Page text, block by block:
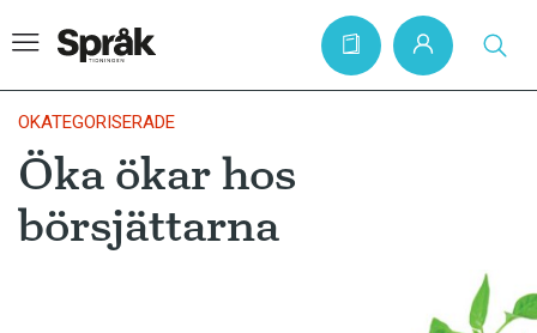
Hem
Artiklar
OKATEGORISERADE
Öka ökar hos
börsjättarna